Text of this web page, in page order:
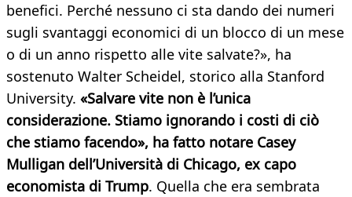
benefici. Perché nessuno ci sta dando dei numeri
sugli svantaggi economici di un blocco di un mese
o di un anno rispetto alle vite salvate?», ha
sostenuto Walter Scheidel, storico alla Stanford
University. «Salvare vite non è l’unica
considerazione. Stiamo ignorando i costi di ciò
che stiamo facendo», ha fatto notare Casey
Mulligan dell’Università di Chicago, ex capo
economista di Trump. Quella che era sembrata